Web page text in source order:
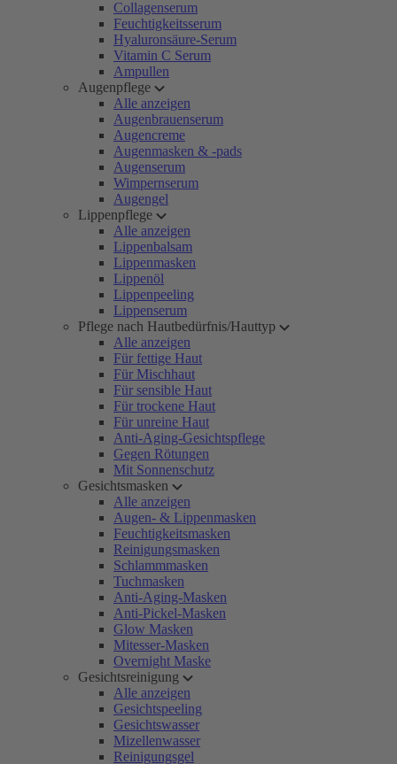
Collagenserum
Feuchtigkeitsserum
Hyaluronsäure-Serum
Vitamin C Serum
Ampullen
Augenpflege
Alle anzeigen
Augenbrauenserum
Augencreme
Augenmasken & -pads
Augenserum
Wimpernserum
Augengel
Lippenpflege
Alle anzeigen
Lippenbalsam
Lippenmasken
Lippenöl
Lippenpeeling
Lippenserum
Pflege nach Hautbedürfnis/Hauttyp
Alle anzeigen
Für fettige Haut
Für Mischhaut
Für sensible Haut
Für trockene Haut
Für unreine Haut
Anti-Aging-Gesichtspflege
Gegen Rötungen
Mit Sonnenschutz
Gesichtsmasken
Alle anzeigen
Augen- & Lippenmasken
Feuchtigkeitsmasken
Reinigungsmasken
Schlammmasken
Tuchmasken
Anti-Aging-Masken
Anti-Pickel-Masken
Glow Masken
Mitesser-Masken
Overnight Maske
Gesichtsreinigung
Alle anzeigen
Gesichtspeeling
Gesichtswasser
Mizellenwasser
Reinigungsgel